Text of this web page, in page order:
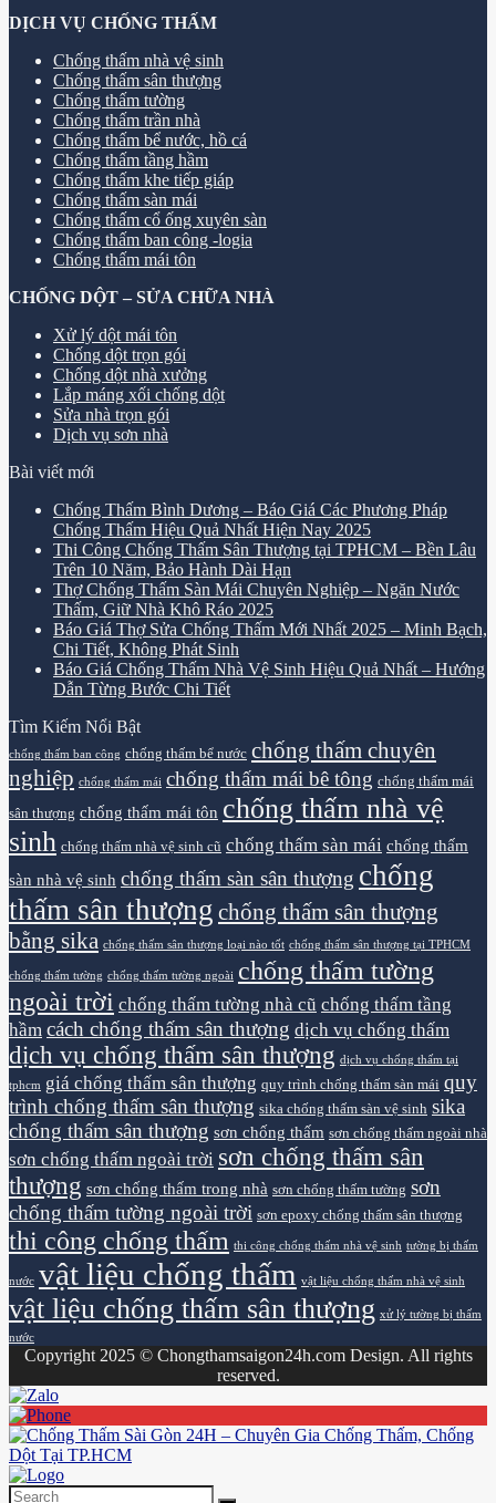
DỊCH VỤ CHỐNG THẤM
Chống thấm nhà vệ sinh
Chống thấm sân thượng
Chống thấm tường
Chống thấm trần nhà
Chống thấm bể nước, hồ cá
Chống thấm tầng hầm
Chống thấm khe tiếp giáp
Chống thấm sàn mái
Chống thấm cổ ống xuyên sàn
Chống thấm ban công -logia
Chống thấm mái tôn
CHỐNG DỘT – SỬA CHỮA NHÀ
Xử lý dột mái tôn
Chống dột trọn gói
Chống dột nhà xưởng
Lắp máng xối chống dột
Sửa nhà trọn gói
Dịch vụ sơn nhà
Bài viết mới
Chống Thấm Bình Dương – Báo Giá Các Phương Pháp
Chống Thấm Hiệu Quả Nhất Hiện Nay 2025
Thi Công Chống Thấm Sân Thượng tại TPHCM – Bền Lâu
Trên 10 Năm, Bảo Hành Dài Hạn
Thợ Chống Thấm Sàn Mái Chuyên Nghiệp – Ngăn Nước
Thấm, Giữ Nhà Khô Ráo 2025
Báo Giá Thợ Sửa Chống Thấm Mới Nhất 2025 – Minh Bạch,
Chi Tiết, Không Phát Sinh
Báo Giá Chống Thấm Nhà Vệ Sinh Hiệu Quả Nhất – Hướng
Dẫn Từng Bước Chi Tiết
Tìm Kiếm Nổi Bật
chống thấm ban công chống thấm bể nước chống thấm chuyên
nghiệp chống thấm mái chống thấm mái bê tông chống thấm mái
sân thượng chống thấm mái tôn chống thấm nhà vệ
sinh chống thấm nhà vệ sinh cũ chống thấm sàn mái chống thấm
sàn nhà vệ sinh chống thấm sàn sân thượng chống
thấm sân thượng chống thấm sân thượng
bằng sika chống thấm sân thượng loại nào tốt chống thấm sân thượng tại TPHCM
chống thấm tường chống thấm tường ngoài chống thấm tường
ngoài trời chống thấm tường nhà cũ chống thấm tầng
hầm cách chống thấm sân thượng dịch vụ chống thấm
dịch vụ chống thấm sân thượng dịch vụ chống thấm tại
tphcm giá chống thấm sân thượng quy trình chống thấm sàn mái quy
trình chống thấm sân thượng sika chống thấm sàn vệ sinh sika
chống thấm sân thượng sơn chống thấm sơn chống thấm ngoài nhà
sơn chống thấm ngoài trời sơn chống thấm sân
thượng sơn chống thấm trong nhà sơn chống thấm tường sơn
chống thấm tường ngoài trời sơn epoxy chống thấm sân thượng
thi công chống thấm thi công chống thấm nhà vệ sinh tường bị thấm
nước vật liệu chống thấm vật liệu chống thấm nhà vệ sinh
vật liệu chống thấm sân thượng xử lý tường bị thấm
nước
Copyright 2025 © Chongthamsaigon24h.com Design. All rights
reserved.